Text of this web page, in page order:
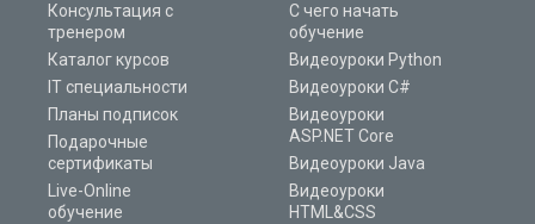
Консультация с
тренером
Каталог курсов
IT специальности
Планы подписок
Подарочные
сертификаты
Live-Online
обучение
С чего начать
обучение
Видеоуроки Python
Видеоуроки C#
Видеоуроки
ASP.NET Core
Видеоуроки Java
Видеоуроки
HTML&CSS